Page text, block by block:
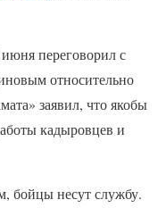
переговорил с
относительно
заявил, что якобы
кадыровцев и
бойцы несут службу.